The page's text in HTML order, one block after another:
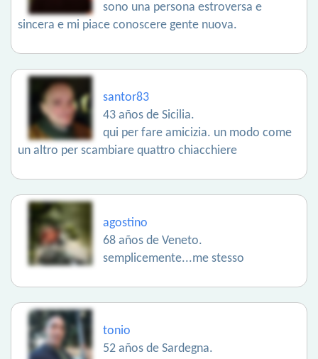
sono una persona estroversa e
sincera e mi piace conoscere gente nuova.
santor83
43 años de Sicilia.
qui per fare amicizia. un modo come
un altro per scambiare quattro chiacchiere
agostino
68 años de Veneto.
semplicemente...me stesso
tonio
52 años de Sardegna.